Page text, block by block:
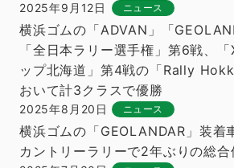
2025年9月12日 ニュース
横浜ゴムの「ADVAN」「
「全日本ラリー選手権」第6戦、
ップ北海道」第4戦の「Rally
おいて計3クラスで優勝
2025年8月20日 ニュース
横浜ゴムの「GEOLANDAR」装着
カントリーラリーで2年ぶりの総